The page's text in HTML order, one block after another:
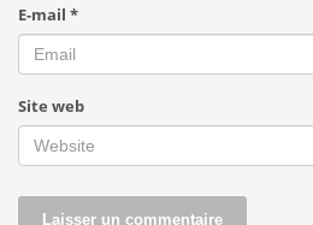
E-mail *
Site web